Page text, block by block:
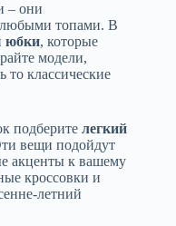
– они
любыми топами. В
юбки, которые
модели,
то классические
подберите легкий
вещи подойдут
акценты к вашему
кроссовки и
летний